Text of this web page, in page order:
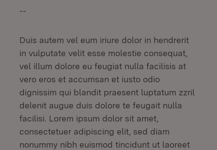
--
Duis autem vel eum iriure dolor in hendrerit
in vulputate velit esse molestie consequat,
vel illum dolore eu feugiat nulla facilisis at
vero eros et accumsan et iusto odio
dignissim qui blandit praesent luptatum zzril
delenit augue duis dolore te feugait nulla
facilisi. Lorem ipsum dolor sit amet,
consectetuer adipiscing elit, sed diam
nonummy nibh euismod tincidunt ut laoreet